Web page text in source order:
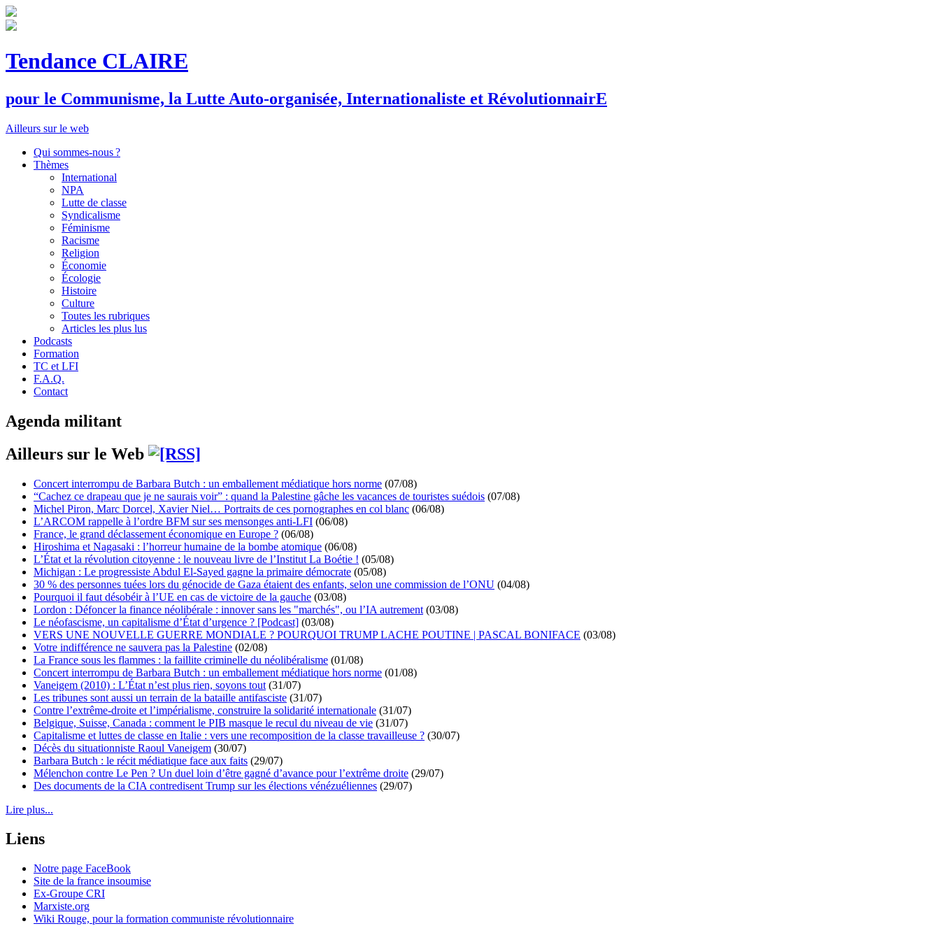
Tendance CLAIRE
pour le Communisme, la Lutte Auto-organisée, Internationaliste et RévolutionnairE
Ailleurs sur le web
Qui sommes-nous ?
Thèmes
International
NPA
Lutte de classe
Syndicalisme
Féminisme
Racisme
Religion
Économie
Écologie
Histoire
Culture
Toutes les rubriques
Articles les plus lus
Podcasts
Formation
TC et LFI
F.A.Q.
Contact
Agenda militant
Ailleurs sur le Web
Concert interrompu de Barbara Butch : un emballement médiatique hors norme (07/08)
“Cachez ce drapeau que je ne saurais voir” : quand la Palestine gâche les vacances de touristes suédois (07/08)
Michel Piron, Marc Dorcel, Xavier Niel… Portraits de ces pornographes en col blanc (06/08)
L’ARCOM rappelle à l’ordre BFM sur ses mensonges anti-LFI (06/08)
France, le grand déclassement économique en Europe ? (06/08)
Hiroshima et Nagasaki : l’horreur humaine de la bombe atomique (06/08)
L’État et la révolution citoyenne : le nouveau livre de l’Institut La Boétie ! (05/08)
Michigan : Le progressiste Abdul El-Sayed gagne la primaire démocrate (05/08)
30 % des personnes tuées lors du génocide de Gaza étaient des enfants, selon une commission de l’ONU (04/08)
Pourquoi il faut désobéir à l’UE en cas de victoire de la gauche (03/08)
Lordon : Défoncer la finance néolibérale : innover sans les "marchés", ou l’IA autrement (03/08)
Le néofascisme, un capitalisme d’État d’urgence ? [Podcast] (03/08)
VERS UNE NOUVELLE GUERRE MONDIALE ? POURQUOI TRUMP LACHE POUTINE | PASCAL BONIFACE (03/08)
Votre indifférence ne sauvera pas la Palestine (02/08)
La France sous les flammes : la faillite criminelle du néolibéralisme (01/08)
Concert interrompu de Barbara Butch : un emballement médiatique hors norme (01/08)
Vaneigem (2010) : L’État n’est plus rien, soyons tout (31/07)
Les tribunes sont aussi un terrain de la bataille antifasciste (31/07)
Contre l’extrême-droite et l’impérialisme, construire la solidarité internationale (31/07)
Belgique, Suisse, Canada : comment le PIB masque le recul du niveau de vie (31/07)
Capitalisme et luttes de classe en Italie : vers une recomposition de la classe travailleuse ? (30/07)
Décès du situationniste Raoul Vaneigem (30/07)
Barbara Butch : le récit médiatique face aux faits (29/07)
Mélenchon contre Le Pen ? Un duel loin d’être gagné d’avance pour l’extrême droite (29/07)
Des documents de la CIA contredisent Trump sur les élections vénézuéliennes (29/07)
Lire plus...
Liens
Notre page FaceBook
Site de la france insoumise
Ex-Groupe CRI
Marxiste.org
Wiki Rouge, pour la formation communiste révolutionnaire